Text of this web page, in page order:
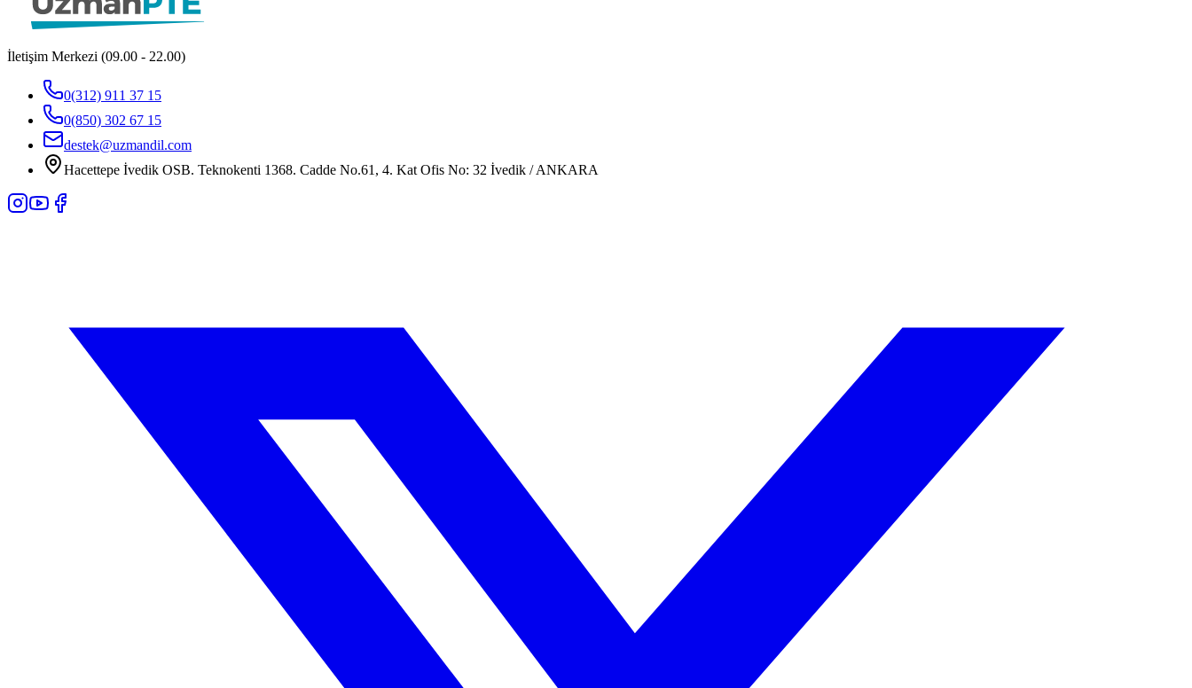
İletişim Merkezi (09.00 - 22.00)
0(312) 911 37 15
0(850) 302 67 15
destek@uzmandil.com
Hacettepe İvedik OSB. Teknokenti 1368. Cadde No.61, 4. Kat Ofis No: 32 İvedik / ANKARA